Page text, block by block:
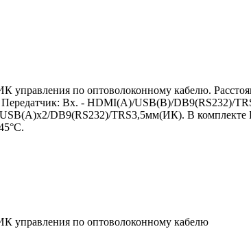
управления по оптоволоконному кабелю.
Вх. - HDMI(A)/USB(B)/
DB9(RS232)/TRS3,5мм(ИК). В
управления по оптоволоконному кабелю